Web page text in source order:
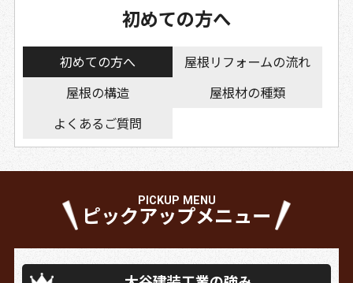
初めての方へ
初めての方へ
屋根リフォームの流れ
屋根の構造
屋根材の種類
よくあるご質問
ピックアップメニュー
PICKUP MENU